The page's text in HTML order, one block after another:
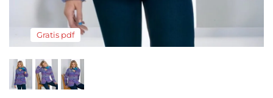
Gratis pdf